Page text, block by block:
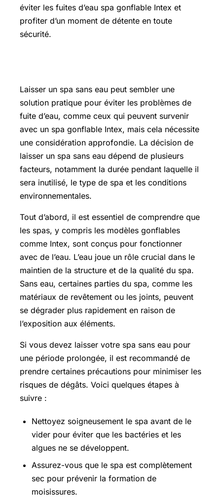
éviter les fuites d’eau spa gonflable Intex et
profiter d’un moment de détente en toute
sécurité.
Laisser un spa sans eau peut sembler une
solution pratique pour éviter les problèmes de
fuite d’eau, comme ceux qui peuvent survenir
avec un spa gonflable Intex, mais cela nécessite
une considération approfondie. La décision de
laisser un spa sans eau dépend de plusieurs
facteurs, notamment la durée pendant laquelle il
sera inutilisé, le type de spa et les conditions
environnementales.
Tout d’abord, il est essentiel de comprendre que
les spas, y compris les modèles gonflables
comme Intex, sont conçus pour fonctionner
avec de l’eau. L’eau joue un rôle crucial dans le
maintien de la structure et de la qualité du spa.
Sans eau, certaines parties du spa, comme les
matériaux de revêtement ou les joints, peuvent
se dégrader plus rapidement en raison de
l’exposition aux éléments.
Si vous devez laisser votre spa sans eau pour
une période prolongée, il est recommandé de
prendre certaines précautions pour minimiser les
risques de dégâts. Voici quelques étapes à
suivre :
Nettoyez soigneusement le spa avant de le
vider pour éviter que les bactéries et les
algues ne se développent.
Assurez-vous que le spa est complètement
sec pour prévenir la formation de
moisissures.